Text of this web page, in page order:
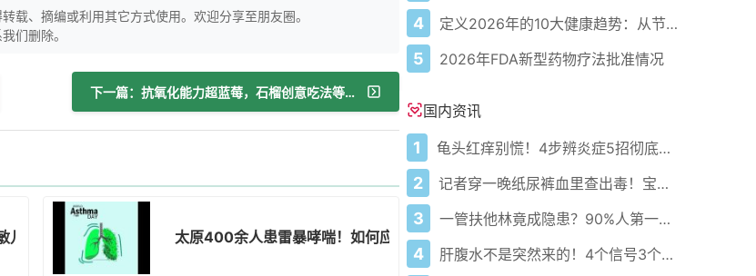
载、摘编或利用其它方式使用。欢迎分享至朋友圈。
们删除。
下一篇：抗氧化能力超蓝莓，石榴创意吃法等你来解锁！
童可降发作频率！ 太原400余人患雷暴哮喘！如何应对预防看这里！
4 定义2026年的10大健康趋势：从节律健康到冷热交替疗法
5 2026年FDA新型药物疗法批准情况
国内资讯
1 龟头红痒别慌！4步辨炎症5招彻底防复发
2 记者穿一晚纸尿裤血里查出毒！宝宝血液浓度竟是成人的5倍？
3 一管扶他林竟成隐患？90%人第一步就错了！
4 肝腹水不是突然来的！4个信号3个管理要点别等肚子鼓起来